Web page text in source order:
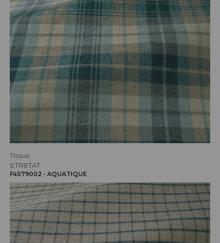
Tissus
ETRETAT
F4079002 - AQUATIQUE